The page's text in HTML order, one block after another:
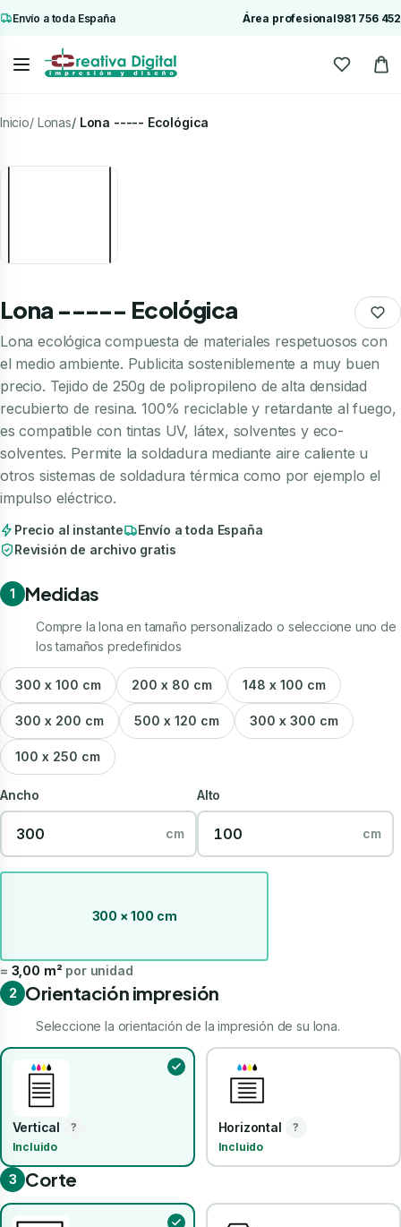
Envío a toda España Área profesional981 756 452
Inicio Lonas Lona ----- Ecológica
Lona ----- Ecológica
Lona ecológica compuesta de materiales respetuosos con
el medio ambiente. Publicita sosteniblemente a muy buen
precio. Tejido de 250g de polipropileno de alta densidad
recubierto de resina. 100% reciclable y retardante al fuego,
es compatible con tintas UV, látex, solventes y eco-
solventes. Permite la soldadura mediante aire caliente u
otros sistemas de soldadura térmica como por ejemplo el
impulso eléctrico.
Precio al instante
Envío a toda España
Revisión de archivo gratis
1 Medidas
Compre la lona en tamaño personalizado o seleccione uno de
los tamaños predefinidos
300 x 100 cm 200 x 80 cm 148 x 100 cm
300 x 200 cm 500 x 120 cm 300 x 300 cm
100 x 250 cm
Ancho
cm
Alto
cm
300 × 100 cm
= 3,00 m² por unidad
2
Orientación impresión
Seleccione la orientación de la impresión de su lona.
Vertical
?
Incluido
Horizontal
?
Incluido
3 Corte